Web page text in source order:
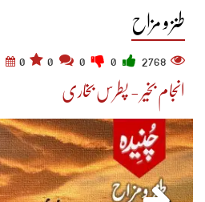
طنز و مزاح
2768
0
انجام بخیر - پطرس بخاری